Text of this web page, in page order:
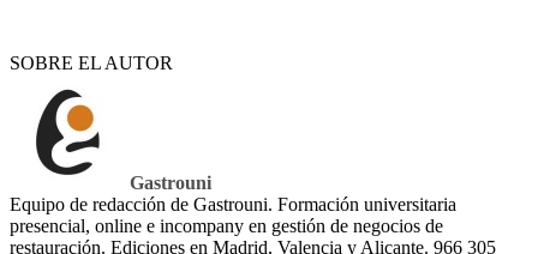
SOBRE EL AUTOR
Gastrouni
Equipo de redacción de Gastrouni. Formación universitaria
presencial, online e incompany en gestión de negocios de
restauración. Ediciones en Madrid, Valencia y Alicante. 966 305